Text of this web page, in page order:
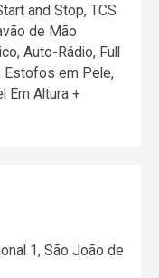
and Stop, TCS
de Mão
Auto-Rádio, Full
Estofos em Pele,
Em Altura +
1, São João de